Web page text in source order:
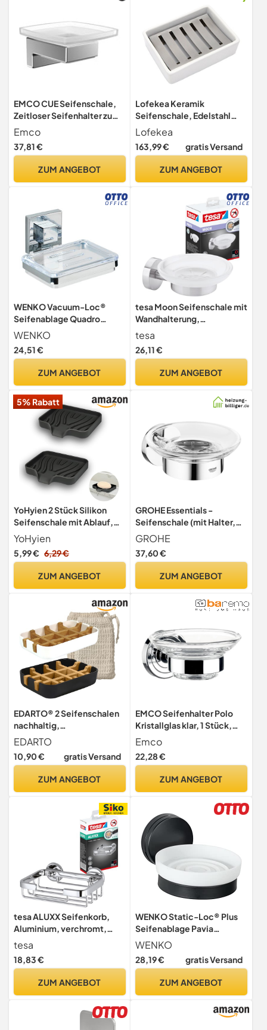
EMCO CUE Seifenschale,
Zeitloser Seifenhalter zum
Kleben oder Schrauben,
hochwertiger
Wandseifenspender aus
Chrom
Emco
37,81 €
ZUM ANGEBOT
Lofekea Keramik
Seifenschale, Edelstahl
Seifenhalter für Bad und
Dusche, Double Layer
Draining Soap Box
Lofekea
163,99 € gratis Versand
ZUM ANGEBOT
WENKO Vacuum-Loc®
Seifenablage Quadro
Edelstahl
WENKO
24,51 €
ZUM ANGEBOT
tesa Moon Seifenschale mit
Wandhalterung,
satiniertem Glas und
verchromtem Edelstahl -
zur Wandbefestigung ohne
110mm x 52mm x 130mm
tesa
26,11 €
ZUM ANGEBOT
5% Rabatt
YoHyien 2 Stück Silikon
Seifenschale mit Ablauf,
Seifenschale Dusche,
Seifenhalter Badewanne,
Seifenablage
Seifenschalen für
YoHyien
5,99 € 6,29 €
ZUM ANGEBOT
GROHE Essentials -
Seifenschale (mit Halter,
Material: Glas/Metall,
verdeckte Befestigung,
geeignet zum Bohren),
GROHE
37,60 €
ZUM ANGEBOT
EDARTO® 2 Seifenschalen
nachhaltig,
umweltfreundlich aus
Natur-Bambus-Holz und
Maisstärke mit
Seifensäckchen/Seifenbe
EDARTO
10,90 € gratis Versand
ZUM ANGEBOT
EMCO Seifenhalter Polo
Kristallglas klar, 1 Stück,
Chrom, 073000100
Emco
22,28 €
ZUM ANGEBOT
tesa ALUXX Seifenkorb,
Aluminium, verchromt,
garantiert rostfrei, inkl.
Klebelösung, 95 mm x 135
mm x 47 mm
tesa
18,83 €
ZUM ANGEBOT
WENKO Static-Loc® Plus
Seifenablage Pavia
Schwarz, Seifenschale,
Befestigen ohne Bohren,
sicherer Halt durch
glatten,
Flächen, 10 x 6,5 x 12 cm,
WENKO
28,19 € gratis Versand
ZUM ANGEBOT